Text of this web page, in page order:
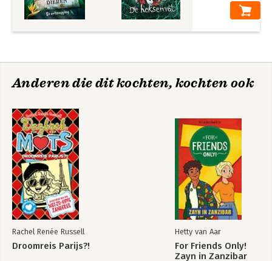
Anderen die dit kochten, kochten ook
Rachel Renée Russell
Droomreis Parijs?!
Hetty van Aar
For Friends Only!
Zayn in Zanzibar